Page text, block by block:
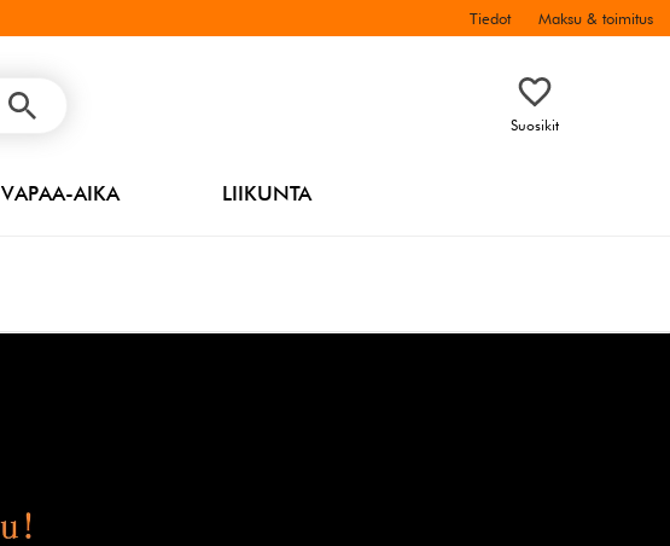
Tiedot Maksu & toimitus
Suosikit
VAPAA-AIKA LIIKUNTA